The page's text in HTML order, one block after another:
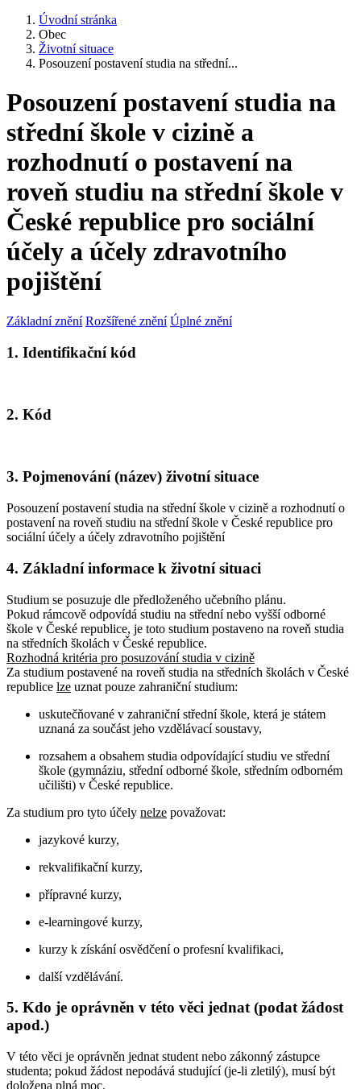
Úvodní stránka
Obec
Životní situace
Posouzení postavení studia na střední...
Posouzení postavení studia na
střední škole v cizině a
rozhodnutí o postavení na
roveň studiu na střední škole v
České republice pro sociální
účely a účely zdravotního
pojištění
Základní znění Rozšířené znění Úplné znění
1. Identifikační kód
2. Kód
3. Pojmenování (název) životní situace
Posouzení postavení studia na střední škole v cizině a rozhodnutí o
postavení na roveň studiu na střední škole v České republice pro
sociální účely a účely zdravotního pojištění
4. Základní informace k životní situaci
Studium se posuzuje dle předloženého učebního plánu.
Pokud rámcově odpovídá studiu na střední nebo vyšší odborné
škole v České republice, je toto studium postaveno na roveň studia
na středních školách v České republice.
Rozhodná kritéria pro posuzování studia v cizině
Za studium postavené na roveň studia na středních školách v České
republice lze uznat pouze zahraniční studium:
uskutečňované v zahraniční střední škole, která je státem
uznaná za součást jeho vzdělávací soustavy,
rozsahem a obsahem studia odpovídající studiu ve střední
škole (gymnáziu, střední odborné škole, středním odborném
učilišti) v České republice.
Za studium pro tyto účely nelze považovat:
jazykové kurzy,
rekvalifikační kurzy,
přípravné kurzy,
e-learningové kurzy,
kurzy k získání osvědčení o profesní kvalifikaci,
další vzdělávání.
5. Kdo je oprávněn v této věci jednat (podat žádost
apod.)
V této věci je oprávněn jednat student nebo zákonný zástupce
studenta; pokud žádost nepodává studující (je-li zletilý), musí být
doložena plná moc.